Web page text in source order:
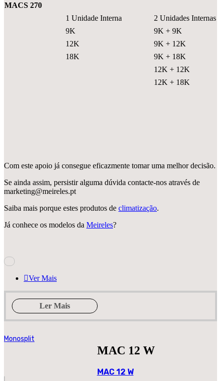
MACS 270
1 Unidade Interna
2 Unidades Internas
9K
9K + 9K
12K
9K + 12K
18K
9K + 18K
12K + 12K
12K + 18K
Com este apoio já consegue eficazmente tomar uma melhor decisão.
Se ainda assim, persistir alguma dúvida contacte-nos através de
marketing@meireles.pt
Saiba mais porque estes produtos de climatização.
Já conhece os modelos da Meireles?
Ver Mais
Ler Mais
Monosplit
MAC 12 W
MAC 12 W